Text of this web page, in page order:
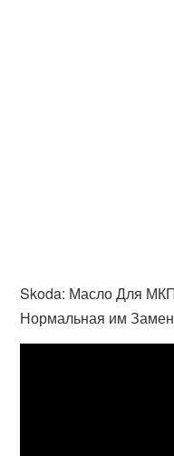
Skoda: Масло Для
Нормальная им